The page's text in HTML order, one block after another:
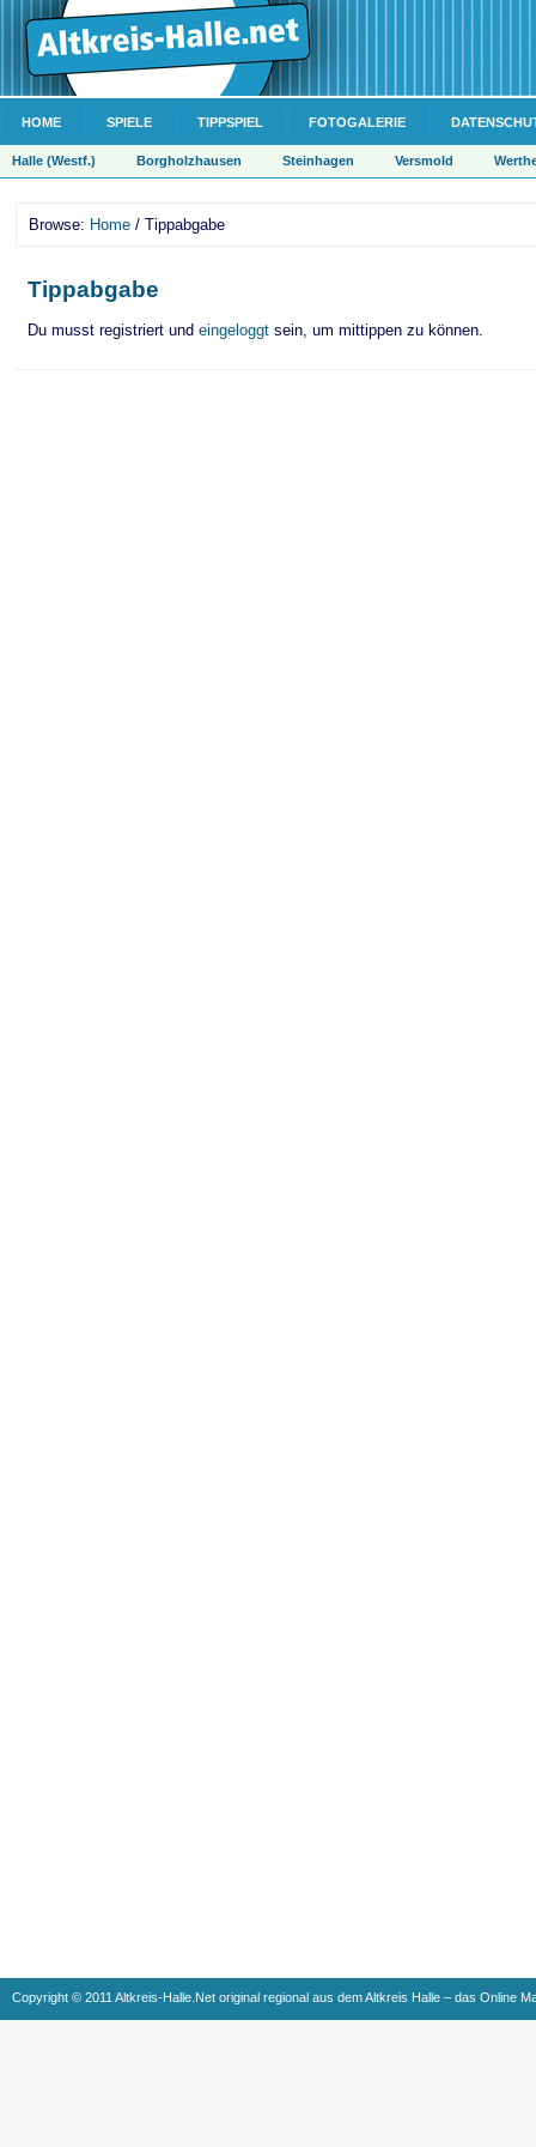
HOME SPIELE TIPPSPIEL FOTOGALERIE
Halle (Westf.) Borgholzhausen Steinhagen Versmold
Browse: Home / Tippabgabe
Tippabgabe
Du musst registriert und eingeloggt sein, um mittippen zu können.
Copyright © 2011 Altkreis-Halle.Net original regional aus dem Altkreis Halle – das Online